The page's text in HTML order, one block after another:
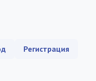
Регистрация